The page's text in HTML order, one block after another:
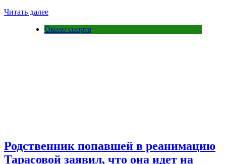
Читать далее
Около спорта
Родственник попавшей в реанимацию
Тарасовой заявил, что она идет на